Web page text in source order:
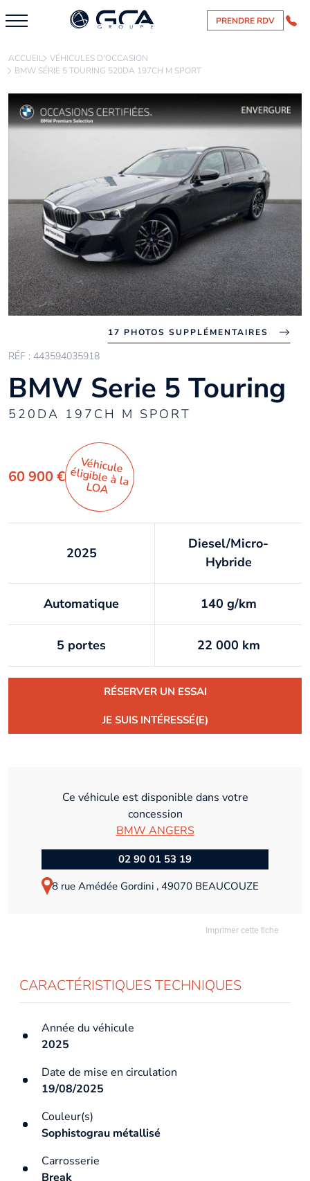
PRENDRE RDV
ACCUEIL VÉHICULES D'OCCASION
BMW SÉRIE 5 TOURING 520DA 197CH M SPORT
17 PHOTOS SUPPLÉMENTAIRES
RÉF : 443594035918
BMW Serie 5 Touring
520DA 197CH M SPORT
60 900 €
Véhicule
éligible à la
LO
A
2025
Diesel/Micro-
Hybride
Automatique 140 g/km
5 portes 22 000 km
RÉSERVER UN ESSAI
JE SUIS INTÉRESSÉ(E)
Ce véhicule est disponible dans votre
concession
BMW ANGERS
02 90 01 53 19
8 rue Amédée Gordini , 49070 BEAUCOUZE
Imprimer cette fiche
CARACTÉRISTIQUES TECHNIQUES
Année du véhicule
2025
Date de mise en circulation
19/08/2025
Couleur(s)
Sophistograu métallisé
Carrosserie
Break